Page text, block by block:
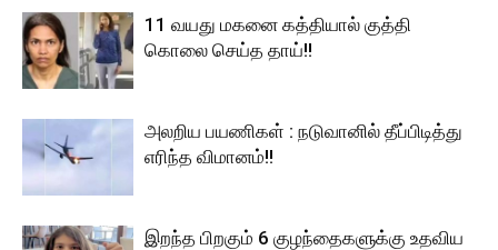
11 வயது மகனை கத்தியால் குத்தி
கொலை செய்த தாய்!!
அலறிய பயணிகள் : நடுவானில் தீப்பிடித்து
எரிந்த விமானம்!!
இறந்த பிறகும் 6 குழந்தைகளுக்கு உதவிய